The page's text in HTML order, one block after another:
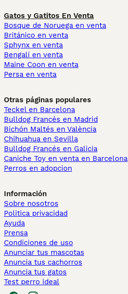
Gatos y Gatitos En Venta
Bosque de Noruega en venta
Británico en venta
Sphynx en venta
Bengalí en venta
Maine Coon en venta
Persa en venta
Otras páginas populares
Teckel en Barcelona
Bulldog Francés en Madrid
Bichón Maltés en València
Chihuahua en Sevilla
Bulldog Francés en Galicia
Caniche Toy en venta en Barcelona
Perros en adopcion
Información
Sobre nosotros
Politica privacidad
Ayuda
Prensa
Condiciones de uso
Anunciar tus mascotas
Anuncia tus cachorros
Anuncia tus gatos
Test perro ideal